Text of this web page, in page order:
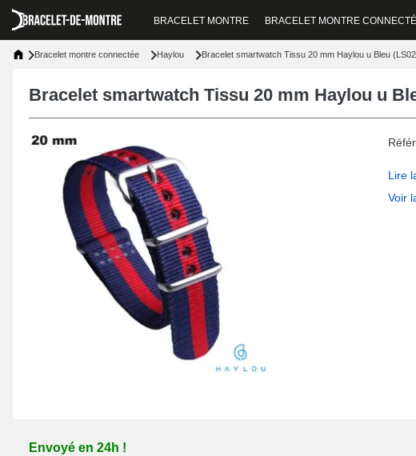
BRACELET MONTRE BRACELET MONTRE
Bracelet montre connectée Haylou Bracelet smartwatch Tissu 20 mm Haylou u Bleu
Bracelet smartwatch Tissu 20 mm Haylou u
Lire
Voir
Envoyé en 24h !